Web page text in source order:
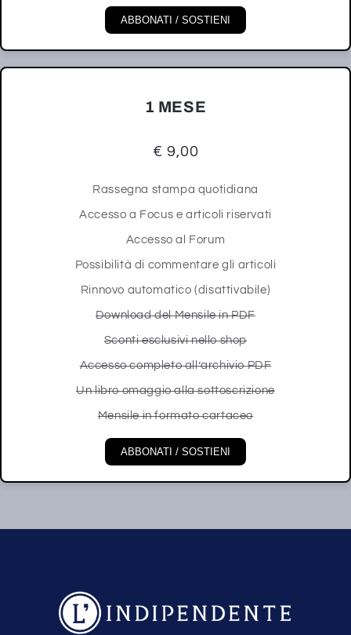
ABBONATI / SOSTIENI
1 MESE
€ 9,00
Rassegna stampa quotidiana
Accesso a Focus e articoli riservati
Accesso al Forum
Possibilità di commentare gli articoli
Rinnovo automatico (disattivabile)
Download del Mensile in PDF
Sconti esclusivi nello shop
Accesso completo all’archivio PDF
Un libro omaggio alla sottoscrizione
Mensile in formato cartaceo
ABBONATI / SOSTIENI